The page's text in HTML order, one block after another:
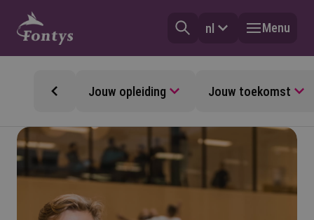
nl Menu
Jouw opleiding Jouw toekomst